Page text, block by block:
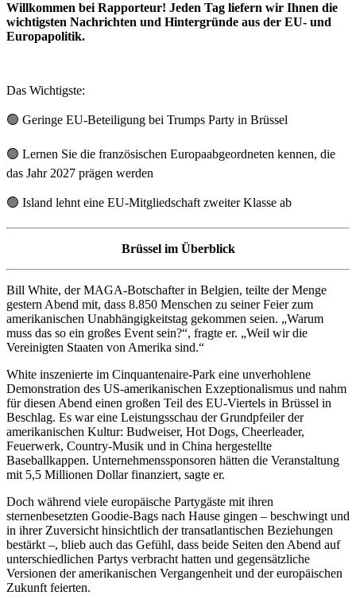
Willkommen bei Rapporteur! Jeden Tag liefern wir Ihnen die
wichtigsten Nachrichten und Hintergründe aus der EU- und
Europapolitik.
Das Wichtigste:
🟢 Geringe EU-Beteiligung bei Trumps Party in Brüssel
🟢 Lernen Sie die französischen Europaabgeordneten kennen, die
das Jahr 2027 prägen werden
🟢 Island lehnt eine EU-Mitgliedschaft zweiter Klasse ab
Brüssel im Überblick
Bill White, der MAGA-Botschafter in Belgien, teilte der Menge
gestern Abend mit, dass 8.850 Menschen zu seiner Feier zum
amerikanischen Unabhängigkeitstag gekommen seien. „Warum
muss das so ein großes Event sein?“, fragte er. „Weil wir die
Vereinigten Staaten von Amerika sind.“
White inszenierte im Cinquantenaire-Park eine unverhohlene
Demonstration des US-amerikanischen Exzeptionalismus und nahm
für diesen Abend einen großen Teil des EU-Viertels in Brüssel in
Beschlag. Es war eine Leistungsschau der Grundpfeiler der
amerikanischen Kultur: Budweiser, Hot Dogs, Cheerleader,
Feuerwerk, Country-Musik und in China hergestellte
Baseballkappen. Unternehmenssponsoren hätten die Veranstaltung
mit 5,5 Millionen Dollar finanziert, sagte er.
Doch während viele europäische Partygäste mit ihren
sternenbesetzten Goodie-Bags nach Hause gingen – beschwingt und
in ihrer Zuversicht hinsichtlich der transatlantischen Beziehungen
bestärkt –, blieb auch das Gefühl, dass beide Seiten den Abend auf
unterschiedlichen Partys verbracht hatten und gegensätzliche
Versionen der amerikanischen Vergangenheit und der europäischen
Zukunft feierten.